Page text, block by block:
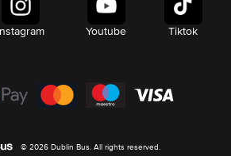
Instagram Youtube Tiktok
© 2026 Dublin Bus. All rights reserved.